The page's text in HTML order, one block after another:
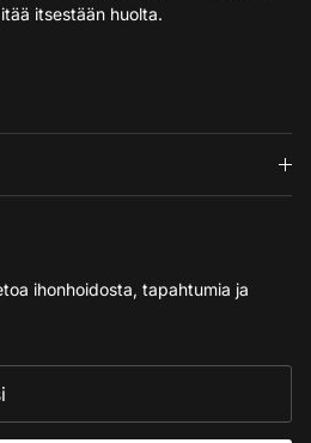
itsestään huolta.
ihonhoidosta, tapahtumia ja